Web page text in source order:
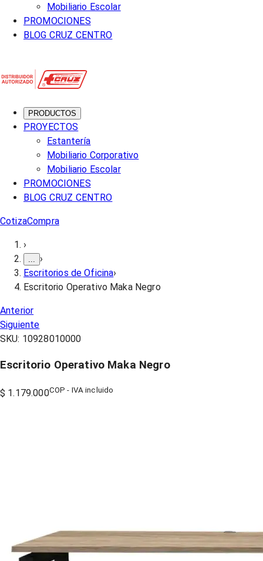
Mobiliario Escolar
PROMOCIONES
BLOG CRUZ CENTRO
PRODUCTOS
PROYECTOS
Estantería
Mobiliario Corporativo
Mobiliario Escolar
PROMOCIONES
BLOG CRUZ CENTRO
CotizaCompra
›
›
Escritorios de Oficina›
Escritorio Operativo Maka Negro
Anterior
Siguiente
SKU: 10928010000
Escritorio Operativo Maka Negro
$ 1.179.000COP - IVA incluido